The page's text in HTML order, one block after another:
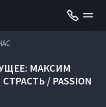
МАКСИМ
/ PASSION